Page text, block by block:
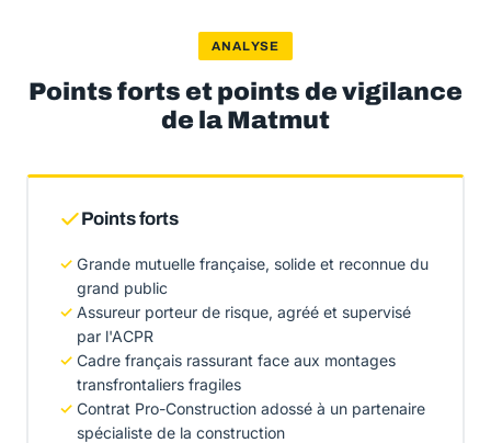
ANALYSE
Points forts et points de vigilance
de la Matmut
Points forts
Grande mutuelle française, solide et reconnue du
grand public
Assureur porteur de risque, agréé et supervisé
par l'ACPR
Cadre français rassurant face aux montages
transfrontaliers fragiles
Contrat Pro-Construction adossé à un partenaire
spécialiste de la construction